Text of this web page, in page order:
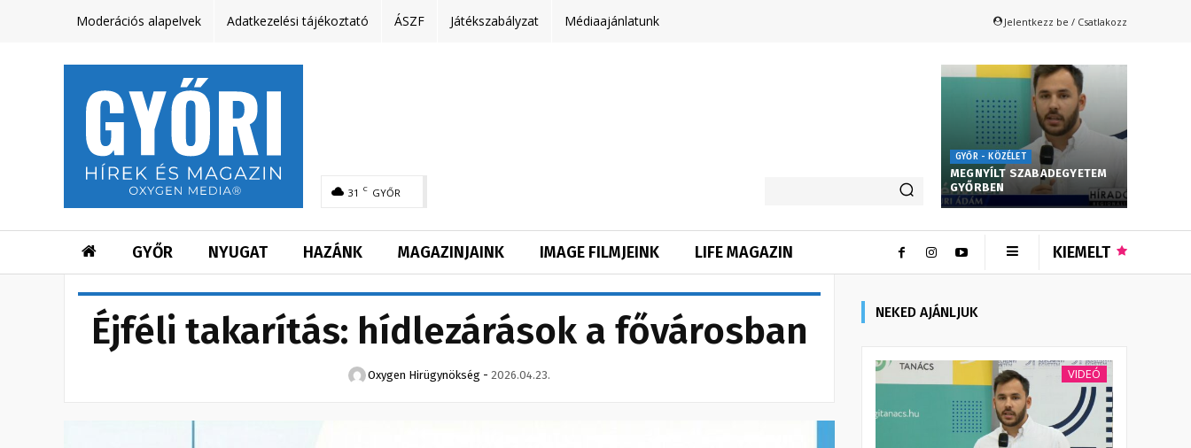
Moderációs alapelvek Adatkezelési tájékoztató ÁSZF Játékszabályzat Médiaajánlatunk Jelentkezz be / Csatlakozz
31 C GYŐR
GYŐR - KÖZÉLET
MEGNYÍLT SZABADEGYETEM
GYŐRBEN
GYŐR NYUGAT HAZÁNK MAGAZINJAINK IMAGE FILMJEINK LIFE MAGAZIN KIEMELT
Éjféli takarítás: hídlezárások a fővárosban
Oxygen Hirügynökség - 2026.04.23.
NEKED AJÁNLJUK
VIDEÓ